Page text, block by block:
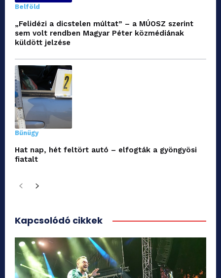
Belföld
„Felidézi a dicstelen múltat” – a MÚOSZ szerint
sem volt rendben Magyar Péter közmédiának
küldött jelzése
Bűnügy
Hat nap, hét feltört autó – elfogták a gyöngyösi
fiatalt
Kapcsolódó cikkek